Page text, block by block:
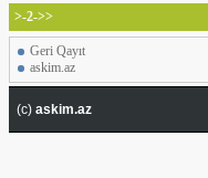
>-2->>
Geri Qayıt
askim.az
(c) askim.az